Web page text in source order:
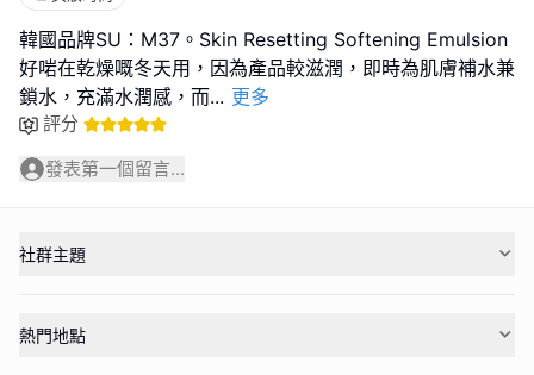
韓國品牌SU：M37。Skin Resetting Softening Emulsion
好啱在乾燥嘅冬天用，因為產品較滋潤，即時為肌膚補水兼
鎖水，充滿水潤感，而... 更多
評分
發表第一個留言...
社群主題
熱門地點